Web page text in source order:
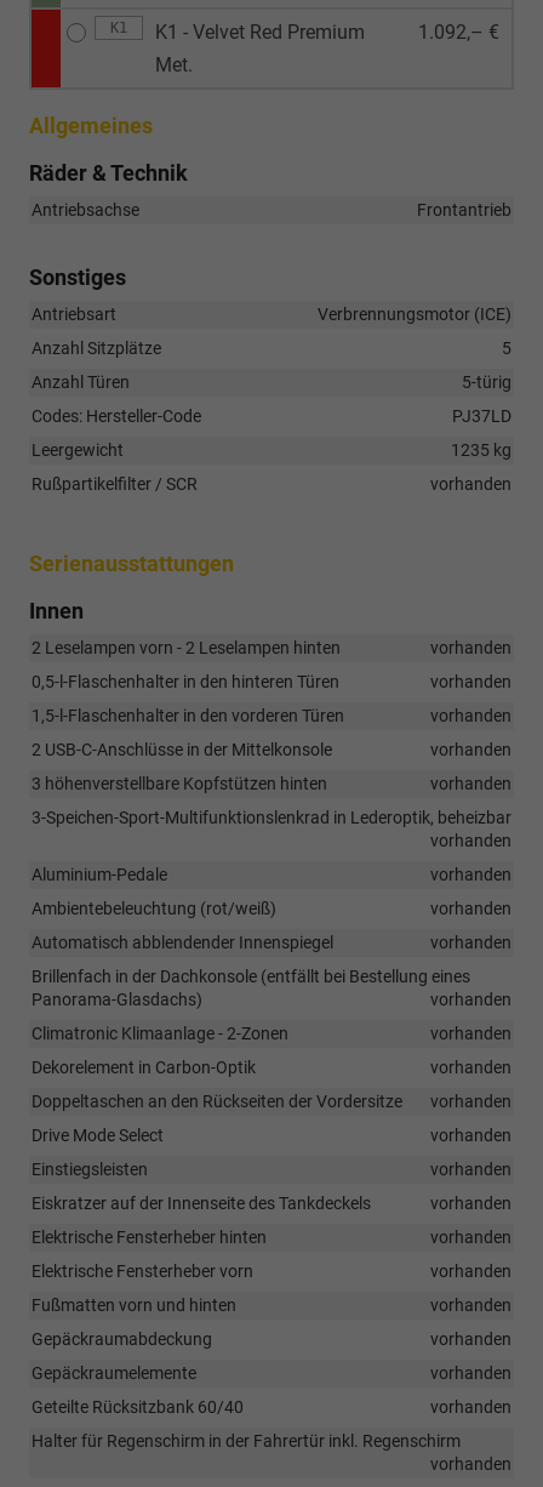
K1
K1 - Velvet Red Premium
Met.
1.092,– €
Allgemeines
Räder & Technik
Antriebsachse Frontantrieb
Sonstiges
Antriebsart
Verbrennungsmotor (ICE)
Anzahl Sitzplätze
5
Anzahl Türen
5-türig
Codes: Hersteller-Code
PJ37LD
Leergewicht
1235 kg
Rußpartikelfilter / SCR
vorhanden
Serienausstattungen
Innen
2 Leselampen vorn - 2 Leselampen hinten
vorhanden
0,5-l-Flaschenhalter in den hinteren Türen
vorhanden
1,5-l-Flaschenhalter in den vorderen Türen
vorhanden
2 USB-C-Anschlüsse in der Mittelkonsole
vorhanden
3 höhenverstellbare Kopfstützen hinten
vorhanden
3-Speichen-Sport-Multifunktionslenkrad in Lederoptik, beheizbar
vorhanden
Aluminium-Pedale
vorhanden
Ambientebeleuchtung (rot/weiß)
vorhanden
Automatisch abblendender Innenspiegel
vorhanden
Brillenfach in der Dachkonsole (entfällt bei Bestellung eines
Panorama-Glasdachs)
vorhanden
Climatronic Klimaanlage - 2-Zonen
vorhanden
Dekorelement in Carbon-Optik
vorhanden
Doppeltaschen an den Rückseiten der Vordersitze
vorhanden
Drive Mode Select
vorhanden
Einstiegsleisten
vorhanden
Eiskratzer auf der Innenseite des Tankdeckels
vorhanden
Elektrische Fensterheber hinten
vorhanden
Elektrische Fensterheber vorn
vorhanden
Fußmatten vorn und hinten
vorhanden
Gepäckraumabdeckung
vorhanden
Gepäckraumelemente
vorhanden
Geteilte Rücksitzbank 60/40
vorhanden
Halter für Regenschirm in der Fahrertür inkl. Regenschirm
vorhanden